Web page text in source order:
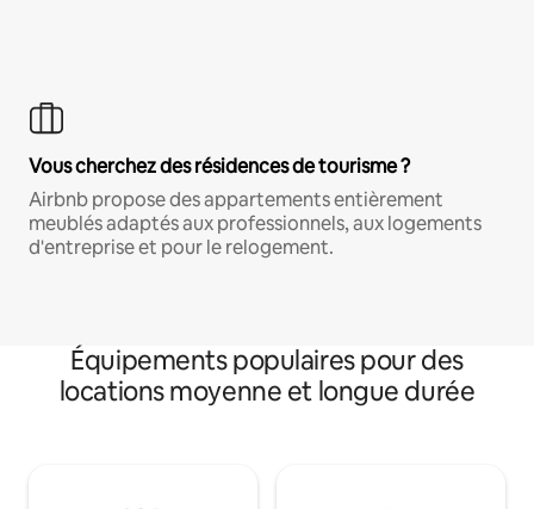
Vous cherchez des résidences de tourisme ?
Airbnb propose des appartements entièrement
meublés adaptés aux professionnels, aux logements
d'entreprise et pour le relogement.
Équipements populaires pour des
locations moyenne et longue durée